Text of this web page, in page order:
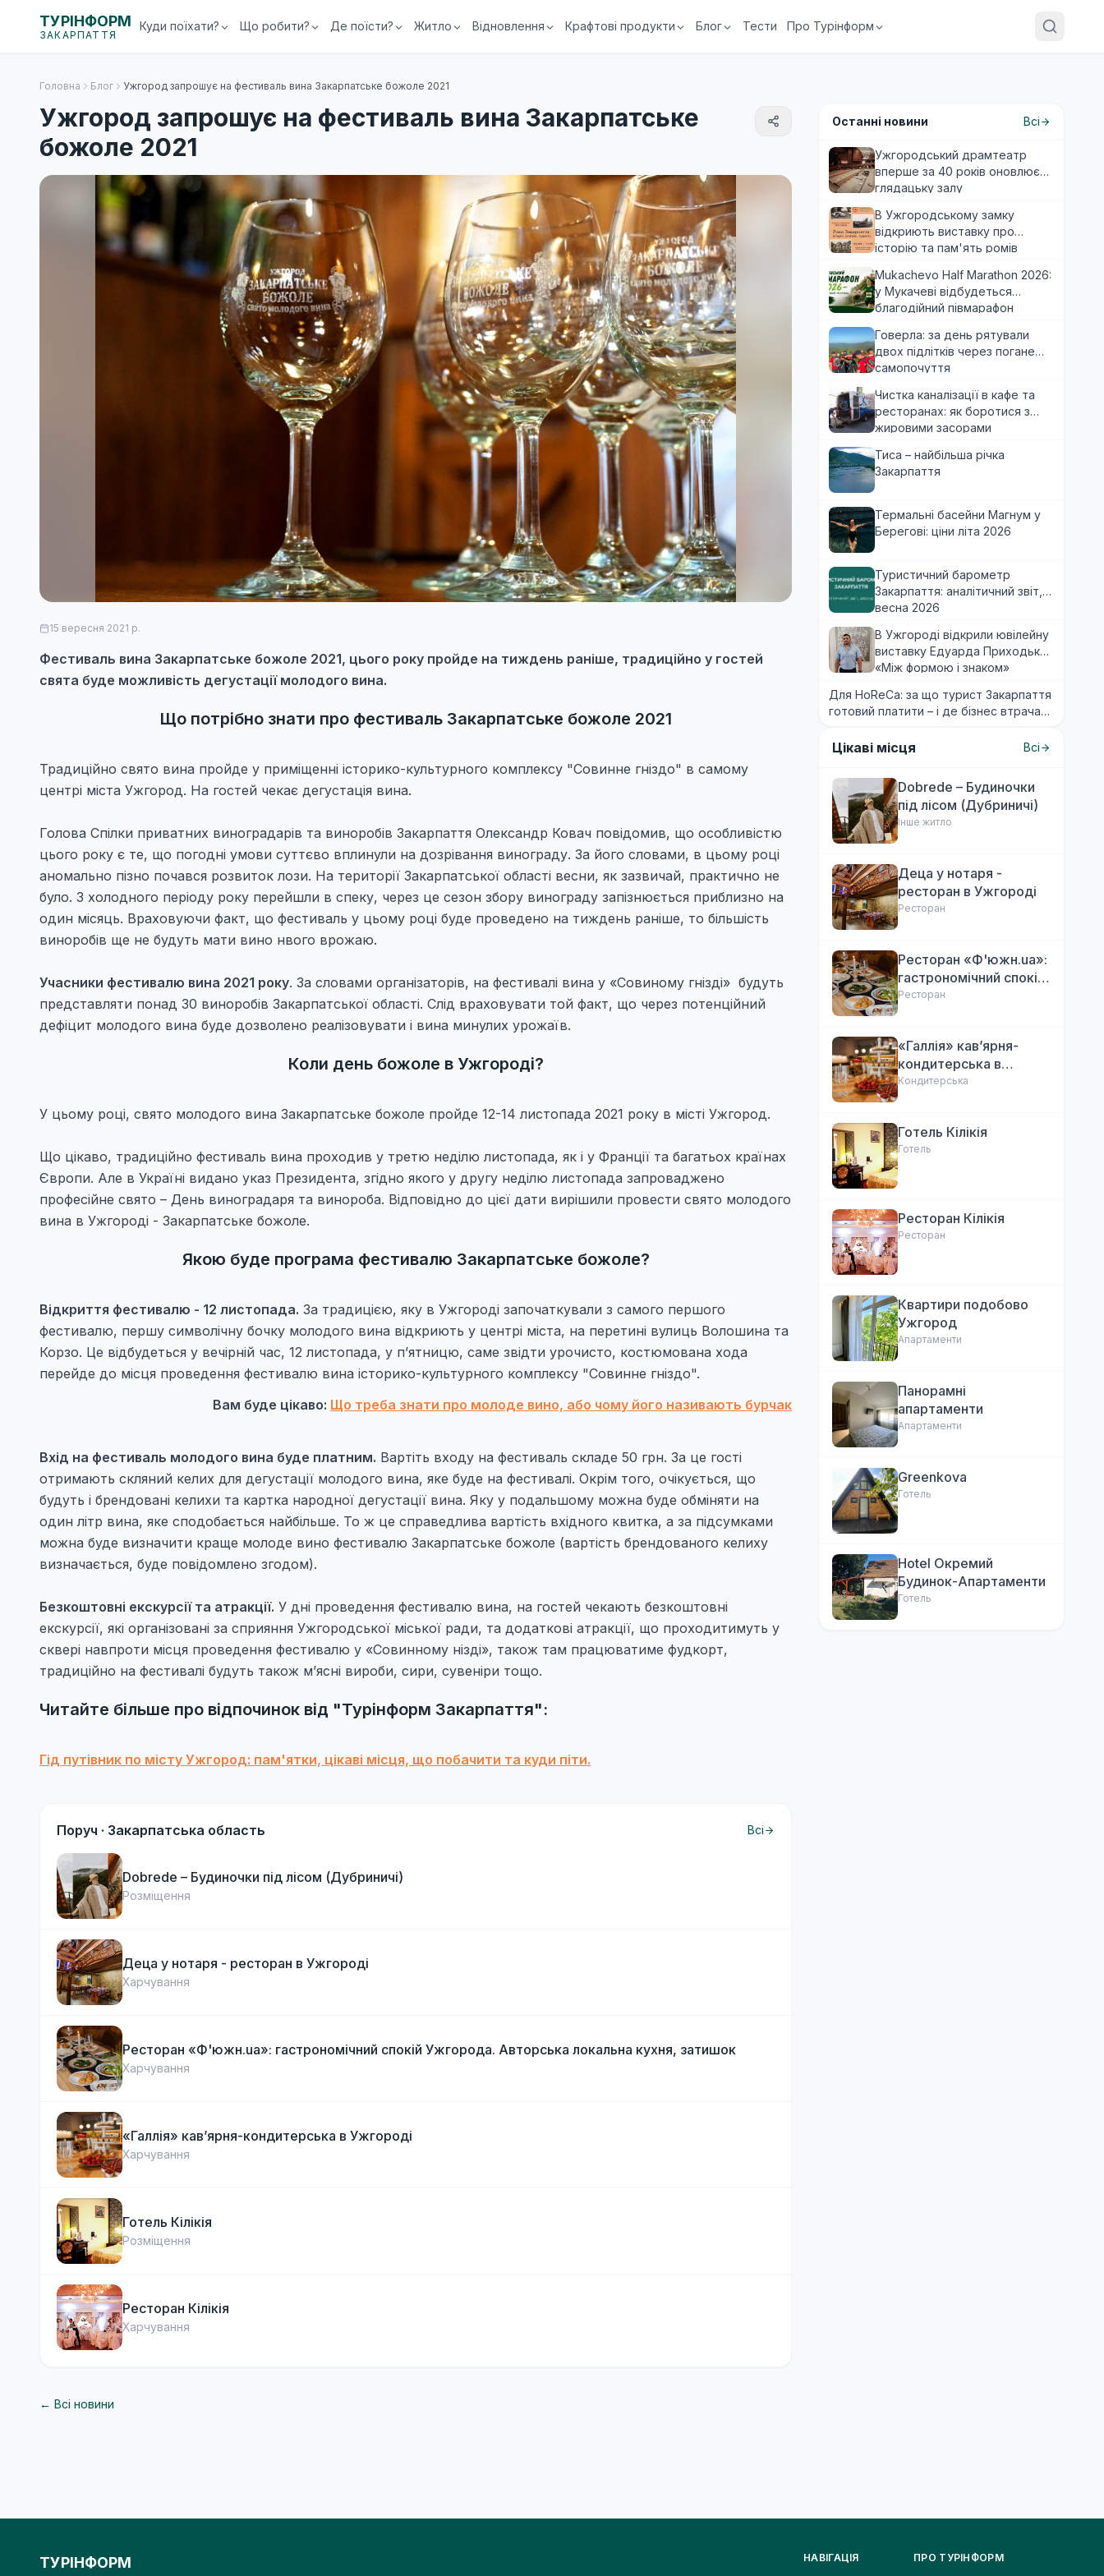
ТУРІНФОРМ
ЗАКАРПАТТЯ
Куди поїхати? Що робити? Де поїсти? Житло Відновлення Крафтові продукти Блог Тести Про Турінформ
Головна Блог Ужгород запрошує на фестиваль вина Закарпатське божоле 2021
Ужгород запрошує на фестиваль вина Закарпатське
божоле 2021
15 вересня 2021 р.
Фестиваль вина Закарпатське божоле 2021, цього року пройде на тиждень раніше, традиційно у гостей
свята буде можливість дегустації молодого вина.
Що потрібно знати про фестиваль Закарпатське божоле 2021
Традиційно свято вина пройде у приміщенні історико-культурного комплексу "Совинне гніздо" в самому
центрі міста Ужгород. На гостей чекає дегустація вина.
Голова Спілки приватних виноградарів та виноробів Закарпаття Олександр Ковач повідомив, що особливістю
цього року є те, що погодні умови суттєво вплинули на дозрівання винограду. За його словами, в цьому році
аномально пізно почався розвиток лози. На території Закарпатської області весни, як зазвичай, практично не
було. З холодного періоду року перейшли в спеку, через це сезон збору винограду запізнюється приблизно на
один місяць. Враховуючи факт, що фестиваль у цьому році буде проведено на тиждень раніше, то більшість
виноробів ще не будуть мати вино нвого врожаю.
Учасники фестивалю вина 2021 року. За словами організаторів, на фестивалі вина у «Совиному гнізді» будуть
представляти понад 30 виноробів Закарпатської області. Слід враховувати той факт, що через потенційний
дефіцит молодого вина буде дозволено реалізовувати і вина минулих урожаїв.
Коли день божоле в Ужгороді?
У цьому році, свято молодого вина Закарпатське божоле пройде 12-14 листопада 2021 року в місті Ужгород.
Що цікаво, традиційно фестиваль вина проходив у третю неділю листопада, як і у Франції та багатьох країнах
Європи. Але в Україні видано указ Президента, згідно якого у другу неділю листопада запроваджено
професійне свято – День виноградаря та винороба. Відповідно до цієї дати вирішили провести свято молодого
вина в Ужгороді - Закарпатське божоле.
Якою буде програма фестивалю Закарпатське божоле?
Відкриття фестивалю - 12 листопада. За традицією, яку в Ужгороді започаткували з самого першого
фестивалю, першу символічну бочку молодого вина відкриють у центрі міста, на перетині вулиць Волошина та
Корзо. Це відбудеться у вечірній час, 12 листопада, у п’ятницю, саме звідти урочисто, костюмована хода
перейде до місця проведення фестивалю вина історико-культурного комплексу "Совинне гніздо".
Вам буде цікаво: Що треба знати про молоде вино, або чому його називають бурчак
Вхід на фестиваль молодого вина буде платним. Вартіть входу на фестиваль складе 50 грн. За це гості
отримають скляний келих для дегустації молодого вина, яке буде на фестивалі. Окрім того, очікується, що
будуть і брендовані келихи та картка народної дегустації вина. Яку у подальшому можна буде обміняти на
один літр вина, яке сподобається найбільше. То ж це справедлива вартість вхідного квитка, а за підсумками
можна буде визначити краще молоде вино фестивалю Закарпатське божоле (вартість брендованого келиху
визначається, буде повідомлено згодом).
Безкоштовні екскурсії та атракції. У дні проведення фестивалю вина, на гостей чекають безкоштовні
екскурсії, які організовані за сприяння Ужгородської міської ради, та додаткові атракції, що проходитимуть у
сквері навпроти місця проведення фестивалю у «Совинному нізді», також там працюватиме фудкорт,
традиційно на фестивалі будуть також м’ясні вироби, сири, сувеніри тощо.
Читайте більше про відпочинок від "Турінформ Закарпаття":
Гід путівник по місту Ужгород: пам'ятки, цікаві місця, що побачити та куди піти.
Поруч · Закарпатська область Всі
Dobrede – Будиночки під лісом (Дубриничі)
Розміщення
Деца у нотаря - ресторан в Ужгороді
Харчування
Ресторан «Ф'южн.ua»: гастрономічний спокій Ужгорода. Авторська локальна кухня, затишок
Харчування
«Галлія» кав’ярня-кондитерська в Ужгороді
Харчування
Готель Кілікія
Розміщення
Ресторан Кілікія
Харчування
← Всі новини
Останні новини Всі
Ужгородський драмтеатр
вперше за 40 років оновлює
глядацьку залу
В Ужгородському замку
відкриють виставку про
історію та пам'ять ромів
Mukachevo Half Marathon 2026:
у Мукачеві відбудеться
благодійний півмарафон
Говерла: за день рятували
двох підлітків через погане
самопочуття
Чистка каналізації в кафе та
ресторанах: як боротися з
жировими засорами
Тиса – найбільша річка
Закарпаття
Термальні басейни Магнум у
Берегові: ціни літа 2026
Туристичний барометр
Закарпаття: аналітичний звіт,
весна 2026
В Ужгороді відкрили ювілейну
виставку Едуарда Приходька
«Між формою і знаком»
Для HoReCa: за що турист Закарпаття
готовий платити – і де бізнес втрачає
Цікаві місця Всі
Dobrede – Будиночки
під лісом (Дубриничі)
Інше житло
Деца у нотаря -
ресторан в Ужгороді
Ресторан
Ресторан «Ф'южн.ua»:
гастрономічний спокій
Ужгорода. Авторська
Ресторан
«Галлія» кав’ярня-
кондитерська в
Ужгороді
Кондитерська
Готель Кілікія
Готель
Ресторан Кілікія
Ресторан
Квартири подобово
Ужгород
Апартаменти
Панорамні
апартаменти
Апартаменти
Greenkova
Готель
Hotel Окремий
Будинок-Апартаменти
Готель
ТУРІНФОРМ НАВІГАЦІЯ ПРО ТУРІНФОРМ